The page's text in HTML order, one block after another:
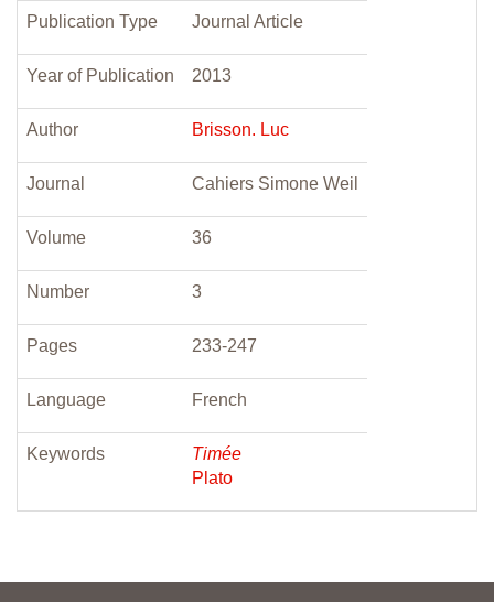
Publication Type Journal Article
Year of Publication 2013
Author Brisson. Luc
Journal Cahiers Simone Weil
Volume 36
Number 3
Pages 233-247
Language French
Keywords
Timée
Plato